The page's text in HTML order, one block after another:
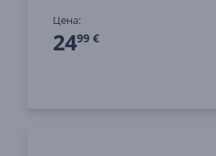
Цена:
2499 €